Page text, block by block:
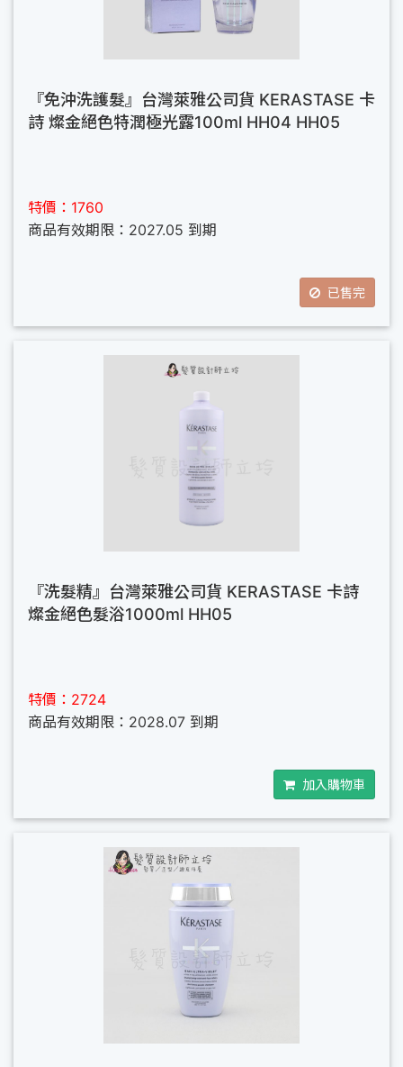
『免沖洗護髮』台灣萊雅公司貨 KERASTASE 卡
詩 燦金絕色特潤極光露100ml HH04 HH05
特價：1760
商品有效期限：2027.05 到期
已售完
『洗髮精』台灣萊雅公司貨 KERASTASE 卡詩
燦金絕色髮浴1000ml HH05
特價：2724
商品有效期限：2028.07 到期
加入購物車